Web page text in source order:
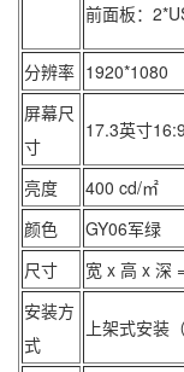
前面板：
分辨率 1920*1080
屏幕尺
寸
17.3英寸
亮度
400 cd/㎡
颜色
GY06军绿
尺寸
宽 x 高 x 深
安装方
式
上架式安装